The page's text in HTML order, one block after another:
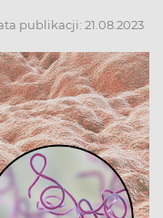
publikacji: 21.08.2023